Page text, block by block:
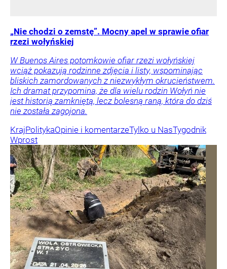
„Nie chodzi o zemstę”. Mocny apel w sprawie ofiar
rzezi wołyńskiej
W Buenos Aires potomkowie ofiar rzezi wołyńskiej
wciąż pokazują rodzinne zdjęcia i listy, wspominając
bliskich zamordowanych z niezwykłym okrucieństwem.
Ich dramat przypomina, że dla wielu rodzin Wołyń nie
jest historią zamkniętą, lecz bolesną raną, która do dziś
nie została zagojona.
KrajPolitykaOpinie i komentarzeTylko u NasTygodnik
Wprost